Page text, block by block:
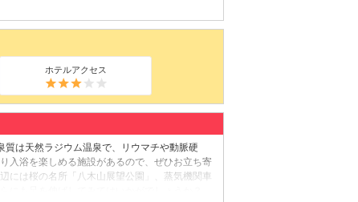
ホテルアクセス
は天然ラジウム温泉で、リウマチや動脈硬
入浴を楽しめる施設があるので、ぜひお立ち寄
には桜の名所「八木山展望公園」、蒸気機関車
にも足を伸ばしてみてはいかがでしょうか？